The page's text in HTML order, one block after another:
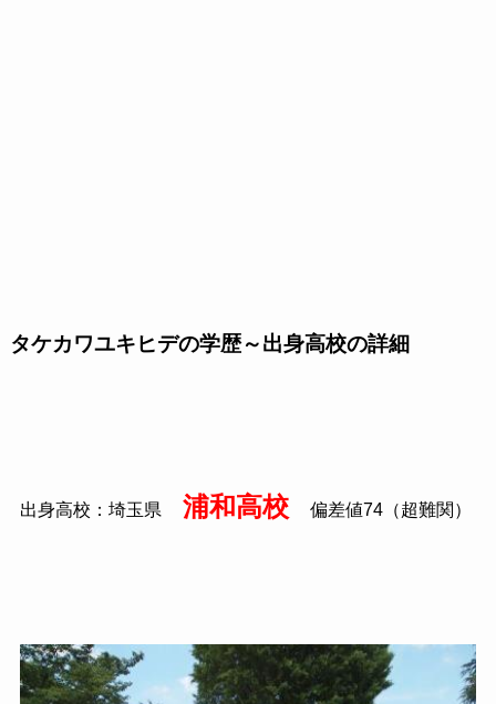
タケカワユキヒデの学歴～出身高校の詳細
出身高校：埼玉県 浦和高校 偏差値74（超難関）